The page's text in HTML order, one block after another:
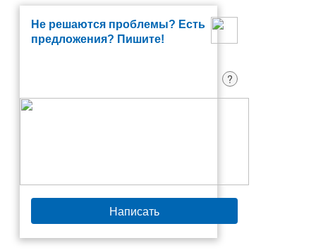
Не решаются проблемы? Есть
предложения? Пишите!
?
Написать